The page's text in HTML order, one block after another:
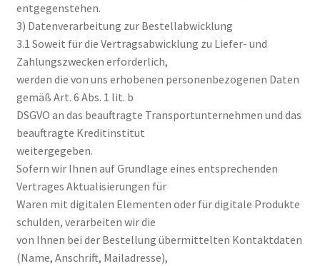
entgegenstehen.
3) Datenverarbeitung zur Bestellabwicklung
3.1 Soweit für die Vertragsabwicklung zu Liefer- und
Zahlungszwecken erforderlich,
werden die von uns erhobenen personenbezogenen Daten
gemäß Art. 6 Abs. 1 lit. b
DSGVO an das beauftragte Transportunternehmen und das
beauftragte Kreditinstitut
weitergegeben.
Sofern wir Ihnen auf Grundlage eines entsprechenden
Vertrages Aktualisierungen für
Waren mit digitalen Elementen oder für digitale Produkte
schulden, verarbeiten wir die
von Ihnen bei der Bestellung übermittelten Kontaktdaten
(Name, Anschrift, Mailadresse),